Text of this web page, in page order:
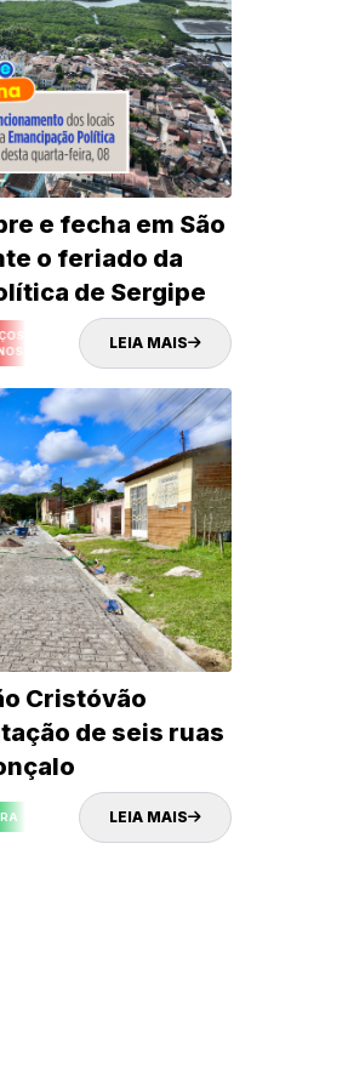
e fecha em São
o feriado da
de Sergipe
CULTURA SAÚDE DESENVOLVIMENTO
LEIA MAIS
Cristóvão
de seis ruas
LEIA MAIS